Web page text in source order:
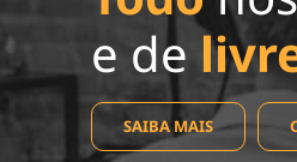
e de
SAIBA MAIS